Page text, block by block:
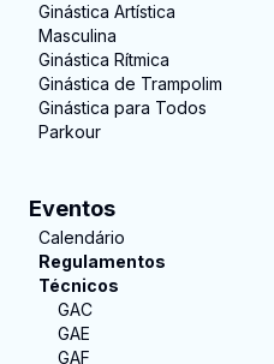
Ginástica Artística
Masculina
Ginástica Rítmica
Ginástica de Trampolim
Ginástica para Todos
Parkour
Eventos
Calendário
Regulamentos
Técnicos
GAC
GAE
GAF